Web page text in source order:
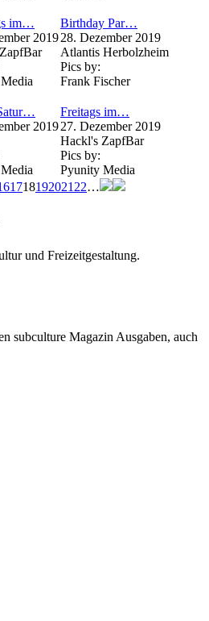
im…
2019
Birthday Par…
28. Dezember 2019
Atlantis Herbolzheim
Pics by:
Frank Fischer
2019
Freitags im…
27. Dezember 2019
Hackl's ZapfBar
Pics by:
Pyunity Media
1718192021 22…
und Freizeitgestaltung.
subculture Magazin Ausgaben, auch